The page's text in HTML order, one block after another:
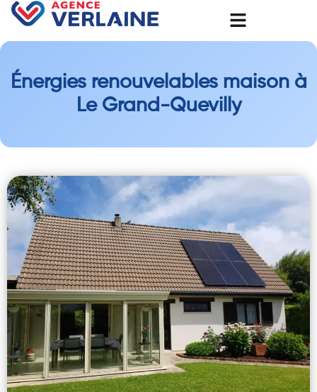
Énergies renouvelables maison à
Le Grand-Quevilly